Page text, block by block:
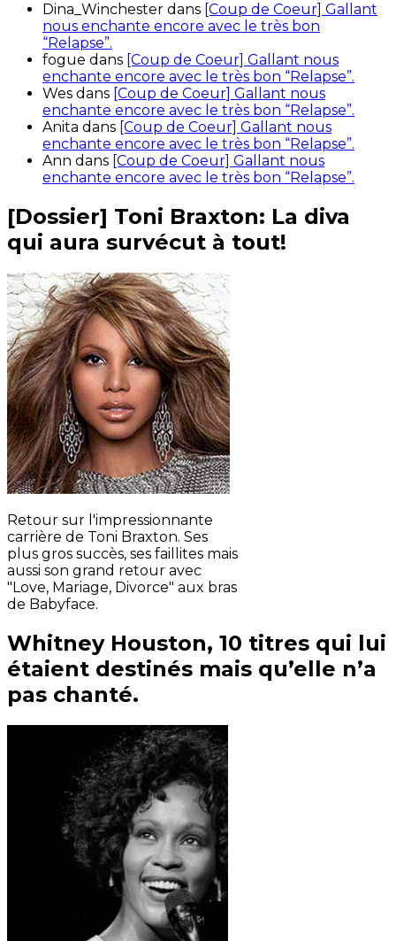
Dina_Winchester dans [Coup de Coeur] Gallant
nous enchante encore avec le très bon
“Relapse”.
fogue dans [Coup de Coeur] Gallant nous
enchante encore avec le très bon “Relapse”.
Wes dans [Coup de Coeur] Gallant nous
enchante encore avec le très bon “Relapse”.
Anita dans [Coup de Coeur] Gallant nous
enchante encore avec le très bon “Relapse”.
Ann dans [Coup de Coeur] Gallant nous
enchante encore avec le très bon “Relapse”.
[Dossier] Toni Braxton: La diva
qui aura survécut à tout!
Retour sur l'impressionnante
carrière de Toni Braxton. Ses
plus gros succès, ses faillites mais
aussi son grand retour avec
"Love, Mariage, Divorce" aux bras
de Babyface.
Whitney Houston, 10 titres qui lui
étaient destinés mais qu’elle n’a
pas chanté.